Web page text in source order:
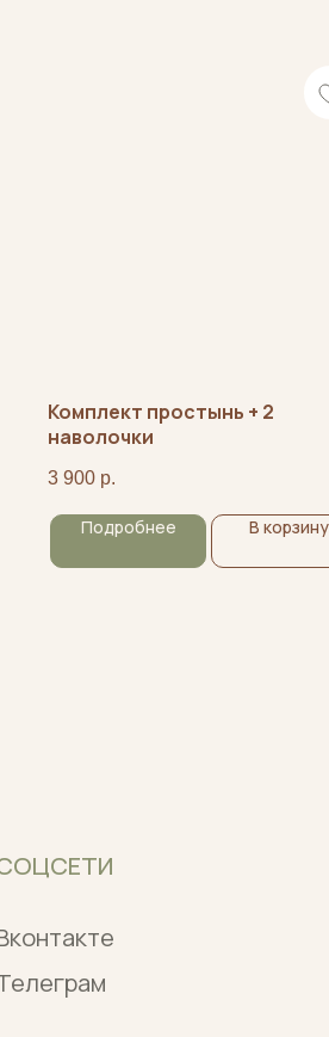
Комплект простынь + 2
наволочки
3 900 р.
Подробнее В корзину